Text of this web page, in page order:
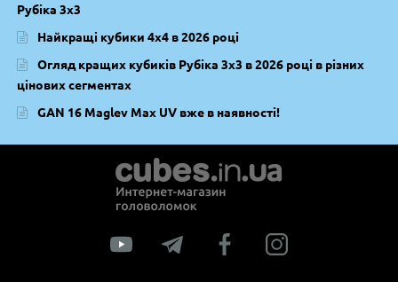
Рубіка 3х3
Найкращі кубики 4х4 в 2026 році
Огляд кращих кубиків Рубіка 3х3 в 2026 році в різних
цінових сегментах
GAN 16 Maglev Max UV вже в наявності!